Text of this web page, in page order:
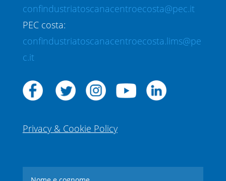
confindustriatoscanacentroecosta@pec.it
PEC costa:
confindustriatoscanacentroecosta.lims@pe
c.it
Privacy & Cookie Policy